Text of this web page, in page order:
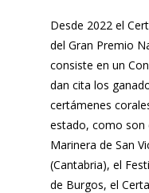
Desde 2022 el
del Gran Premio
consiste en un
dan cita los
certámenes
estado, como son
Marinera de San
(Cantabria), el
de Burgos, el